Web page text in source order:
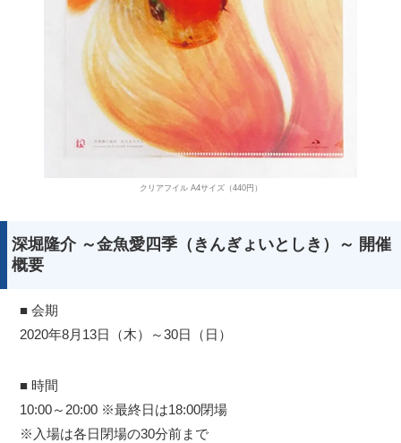
クリアフイル A4サイズ（440円）
深堀隆介 ～金魚愛四季（きんぎょいとしき）～ 開催
概要
■ 会期
2020年8月13日（木）～30日（日）
■ 時間
10:00～20:00 ※最終日は18:00閉場
※入場は各日閉場の30分前まで